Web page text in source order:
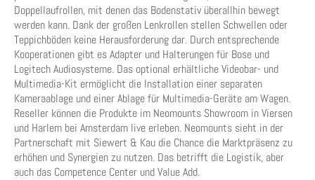
Doppellaufrollen, mit denen das Bodenstativ überallhin bewegt
werden kann. Dank der großen Lenkrollen stellen Schwellen oder
Teppichböden keine Herausforderung dar. Durch entsprechende
Kooperationen gibt es Adapter und Halterungen für Bose und
Logitech Audiosysteme. Das optional erhältliche Videobar- und
Multimedia-Kit ermöglicht die Installation einer separaten
Kameraablage und einer Ablage für Multimedia-Geräte am Wagen.
Reseller können die Produkte im Neomounts Showroom in Viersen
und Harlem bei Amsterdam live erleben. Neomounts sieht in der
Partnerschaft mit Siewert & Kau die Chance die Marktpräsenz zu
erhöhen und Synergien zu nutzen. Das betrifft die Logistik, aber
auch das Competence Center und Value Add.